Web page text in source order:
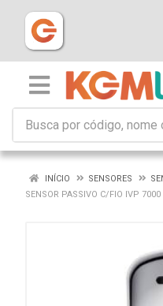
INÍCIO SENSORES
SENSOR PASSIVO C/FIO IVP 7000